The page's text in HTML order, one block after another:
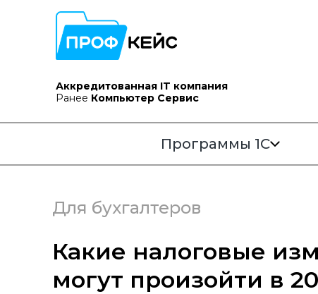
Аккредитованная IT компания
Ранее Компьютер Сервис
Программы 1С
Для бухгалтеров
Какие налоговые
могут произойти в